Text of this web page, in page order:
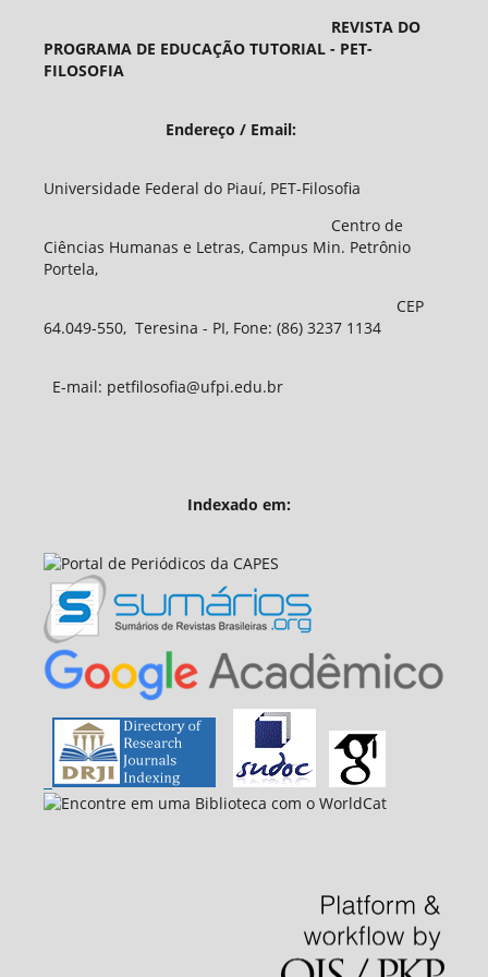
REVISTA DO
PROGRAMA DE EDUCAÇÃO TUTORIAL - PET-
FILOSOFIA
Endereço / Email:
Universidade Federal do Piauí, PET-Filosofia
Centro de
Ciências Humanas e Letras, Campus Min. Petrônio
Portela,
CEP
64.049-550, Teresina - PI, Fone: (86) 3237 1134
E-mail: petfilosofia@ufpi.edu.br
Indexado em: